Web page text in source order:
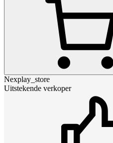
Nexplay_store
Uitstekende verkoper